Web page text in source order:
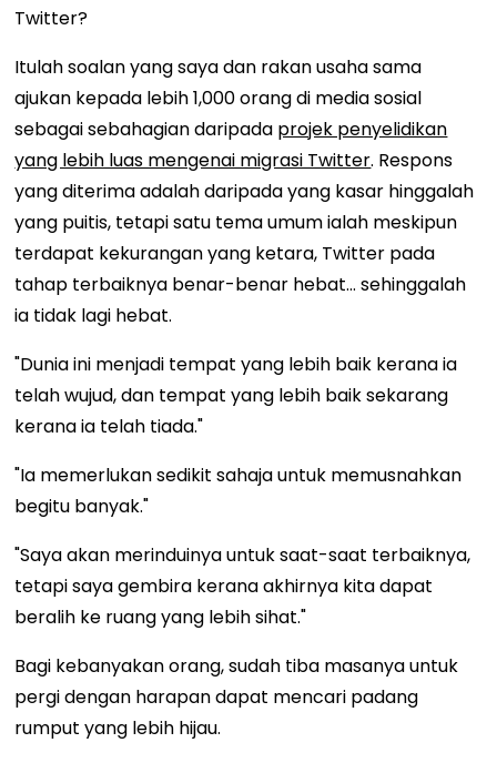
Twitter?
Itulah soalan yang saya dan rakan usaha sama
ajukan kepada lebih 1,000 orang di media sosial
sebagai sebahagian daripada projek penyelidikan
yang lebih luas mengenai migrasi Twitter. Respons
yang diterima adalah daripada yang kasar hinggalah
yang puitis, tetapi satu tema umum ialah meskipun
terdapat kekurangan yang ketara, Twitter pada
tahap terbaiknya benar-benar hebat... sehinggalah
ia tidak lagi hebat.
"Dunia ini menjadi tempat yang lebih baik kerana ia
telah wujud, dan tempat yang lebih baik sekarang
kerana ia telah tiada."
"Ia memerlukan sedikit sahaja untuk memusnahkan
begitu banyak."
"Saya akan merinduinya untuk saat-saat terbaiknya,
tetapi saya gembira kerana akhirnya kita dapat
beralih ke ruang yang lebih sihat."
Bagi kebanyakan orang, sudah tiba masanya untuk
pergi dengan harapan dapat mencari padang
rumput yang lebih hijau.